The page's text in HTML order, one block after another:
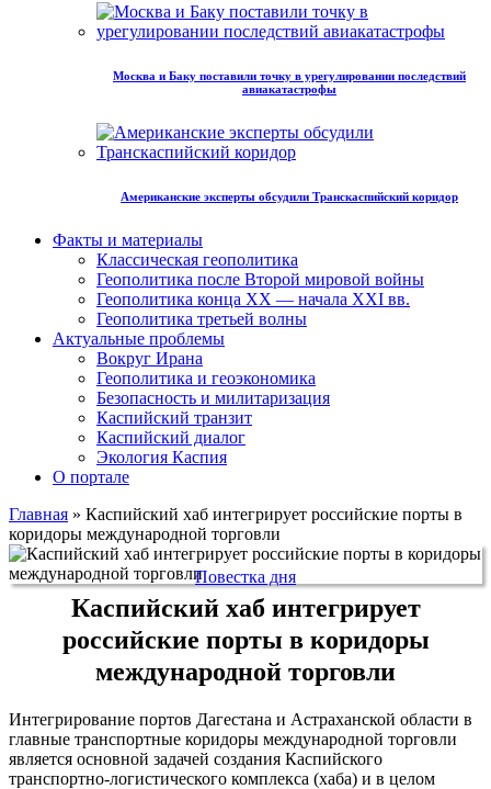
Москва и Баку поставили точку в урегулировании последствий
авиакатастрофы
Американские эксперты обсудили Транскаспийский коридор
Факты и материалы
Классическая геополитика
Геополитика после Второй мировой войны
Геополитика конца XX — начала XXI вв.
Геополитика третьей волны
Актуальные проблемы
Вокруг Ирана
Геополитика и геоэкономика
Безопасность и милитаризация
Каспийский транзит
Каспийский диалог
Экология Каспия
О портале
Главная » Каспийский хаб интегрирует российские порты в
коридоры международной торговли
Повестка дня
Каспийский хаб интегрирует
российские порты в коридоры
международной торговли
Интегрирование портов Дагестана и Астраханской области в
главные транспортные коридоры международной торговли
является основной задачей создания Каспийского
транспортно-логистического комплекса (хаба) и в целом